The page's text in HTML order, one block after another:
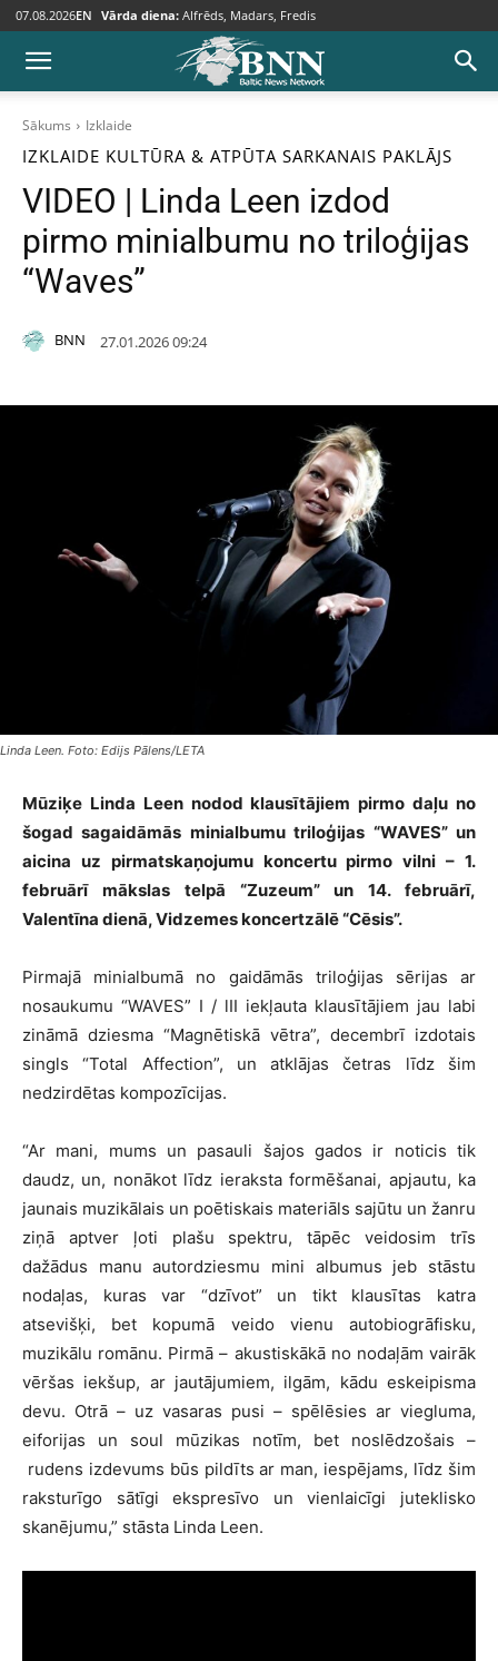
07.08.2026EN Vārda diena: Alfrēds, Madars, Fredis
Sākums Izklaide
IZKLAIDE KULTŪRA & ATPŪTA SARKANAIS PAKLĀJS
VIDEO | Linda Leen izdod
pirmo minialbumu no triloģijas
“Waves”
BNN 27.01.2026 09:24
Linda Leen. Foto: Edijs Pālens/LETA
Mūziķe Linda Leen nodod klausītājiem pirmo daļu no
šogad sagaidāmās minialbumu triloģijas “WAVES” un
aicina uz pirmatskaņojumu koncertu pirmo vilni – 1.
februārī mākslas telpā “Zuzeum” un 14. februārī,
Valentīna dienā, Vidzemes koncertzālē “Cēsis”.
Pirmajā minialbumā no gaidāmās triloģijas sērijas ar
nosaukumu “WAVES” I / lII iekļauta klausītājiem jau labi
zināmā dziesma “Magnētiskā vētra”, decembrī izdotais
singls “Total Affection”, un atklājas četras līdz šim
nedzirdētas kompozīcijas.
“Ar mani, mums un pasauli šajos gados ir noticis tik
daudz, un, nonākot līdz ieraksta formēšanai, apjautu, ka
jaunais muzikālais un poētiskais materiāls sajūtu un žanru
ziņā aptver ļoti plašu spektru, tāpēc veidosim trīs
dažādus manu autordziesmu mini albumus jeb stāstu
nodaļas, kuras var “dzīvot” un tikt klausītas katra
atsevišķi, bet kopumā veido vienu autobiogrāfisku,
muzikālu romānu. Pirmā – akustiskākā no nodaļām vairāk
vēršas iekšup, ar jautājumiem, ilgām, kādu eskeipisma
devu. Otrā – uz vasaras pusi – spēlēsies ar viegluma,
eiforijas un soul mūzikas notīm, bet noslēdzošais –
rudens izdevums būs pildīts ar man, iespējams, līdz šim
raksturīgo sātīgi ekspresīvo un vienlaicīgi juteklisko
skanējumu,” stāsta Linda Leen.